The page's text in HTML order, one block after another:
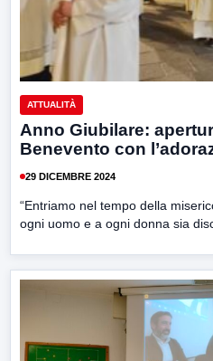
ATTUALITÀ
Anno Giubilare:
Benevento con
29 DICEMBRE 2024
“Entriamo nel tempo della
ogni uomo e a ogni donna sia